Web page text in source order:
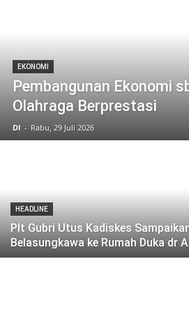
EKONOMI
Pembangunan Ekonomi
Olahraga Berprestasi
DI - Rabu, 29 Juli 2026
HEADLINE
Plt Gubri Utus Kadiskes
Belasungkawa ke Rumah Duka dr